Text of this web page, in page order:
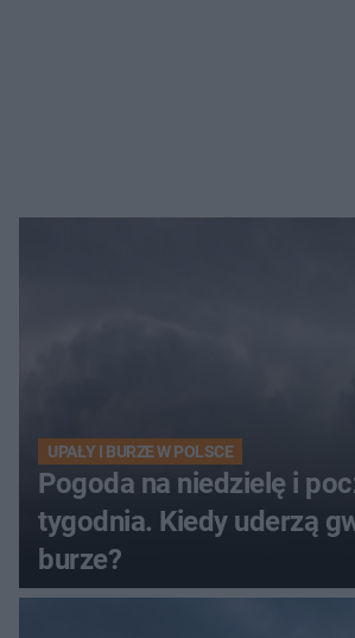
UPAŁY I BURZE W POLSCE
Pogoda na niedzielę i
tygodnia. Kiedy uderzą
burze?